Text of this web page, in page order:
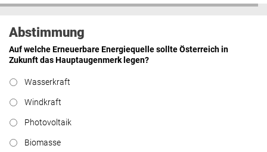
Abstimmung
Auf welche Erneuerbare Energiequelle sollte Österreich in
Zukunft das Hauptaugenmerk legen?
Wasserkraft
Windkraft
Photovoltaik
Biomasse